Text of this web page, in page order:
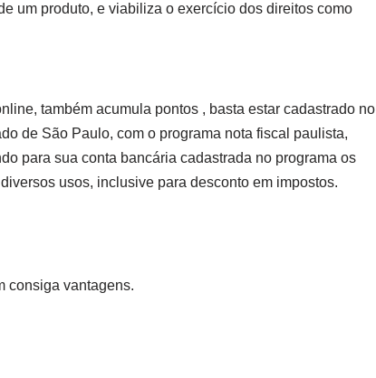
um produto, e viabiliza o exercício dos direitos como
também acumula pontos , basta estar cadastrado no
de São Paulo, com o programa nota fiscal paulista,
para sua conta bancária cadastrada no programa os
usos, inclusive para desconto em impostos.
consiga vantagens.